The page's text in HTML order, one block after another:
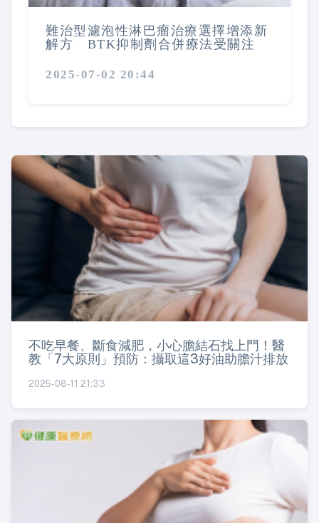
難治型濾泡性淋巴瘤治療選擇增添新
解方 BTK抑制劑合併療法受關注
2025-07-02 20:44
不吃早餐、斷食減肥，小心膽結石找上門！醫
教「7大原則」預防：攝取這3好油助膽汁排放
2025-08-11 21:33